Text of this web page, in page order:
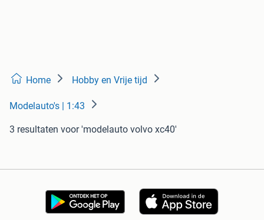
Home Hobby en Vrije tijd
Modelauto's | 1:43
3 resultaten voor 'modelauto volvo xc40'